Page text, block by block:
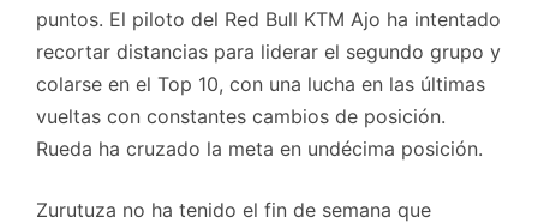
puntos. El piloto del Red Bull KTM Ajo ha intentado
recortar distancias para liderar el segundo grupo y
colarse en el Top 10, con una lucha en las últimas
vueltas con constantes cambios de posición.
Rueda ha cruzado la meta en undécima posición.
Zurutuza no ha tenido el fin de semana que